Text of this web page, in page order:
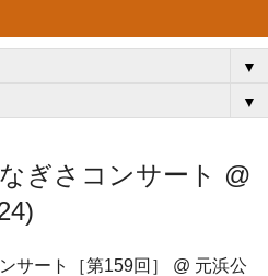
▼
▼
ぎさコンサート @
サート［第159回］ @ 元浜公